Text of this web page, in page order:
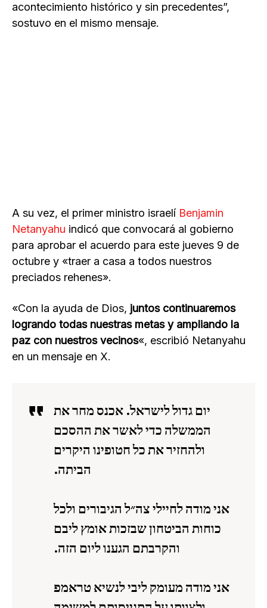
acontecimiento histórico y sin precedentes”,
sostuvo en el mismo mensaje.
A su vez, el primer ministro israelí Benjamin
Netanyahu indicó que convocará al gobierno
para aprobar el acuerdo para este jueves 9 de
octubre y «traer a casa a todos nuestros
preciados rehenes».
«Con la ayuda de Dios, juntos continuaremos
logrando todas nuestras metas y ampliando la
paz con nuestros vecinos«, escribió Netanyahu
en un mensaje en X.
יום גדול לישראל. אכנס מחר את
הממשלה כדי לאשר את ההסכם
ולהחזיר את כל חטופינו היקרים
הביתה.
אני מודה לחיילי צה״ל הגיבורים ולכל
כוחות הביטחון שבזכות אומץ ליבם
והקרבתם הגענו ליום הזה.
אני מודה מעומק ליבי לנשיא טראמפ